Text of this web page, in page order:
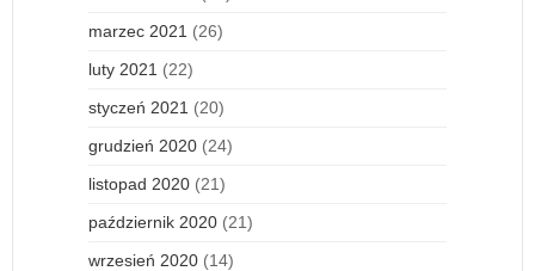
marzec 2021 (26)
luty 2021 (22)
styczeń 2021 (20)
grudzień 2020 (24)
listopad 2020 (21)
październik 2020 (21)
wrzesień 2020 (14)